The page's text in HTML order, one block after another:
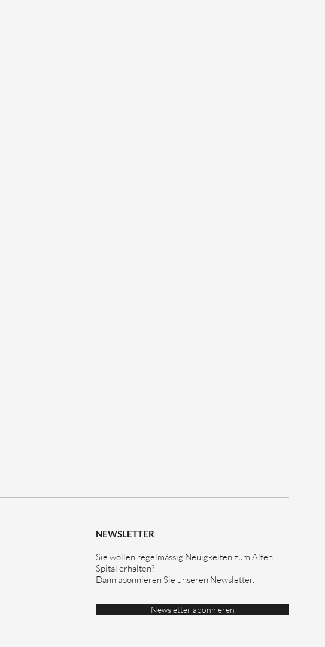
NEWSLETTER
Sie wollen regelmässig Neuigkeiten zum Alten
Spital erhalten?
Dann abonnieren Sie unseren Newsletter.
Newsletter abonnieren